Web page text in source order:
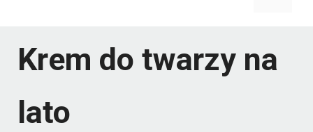
Krem do twarzy na
lato